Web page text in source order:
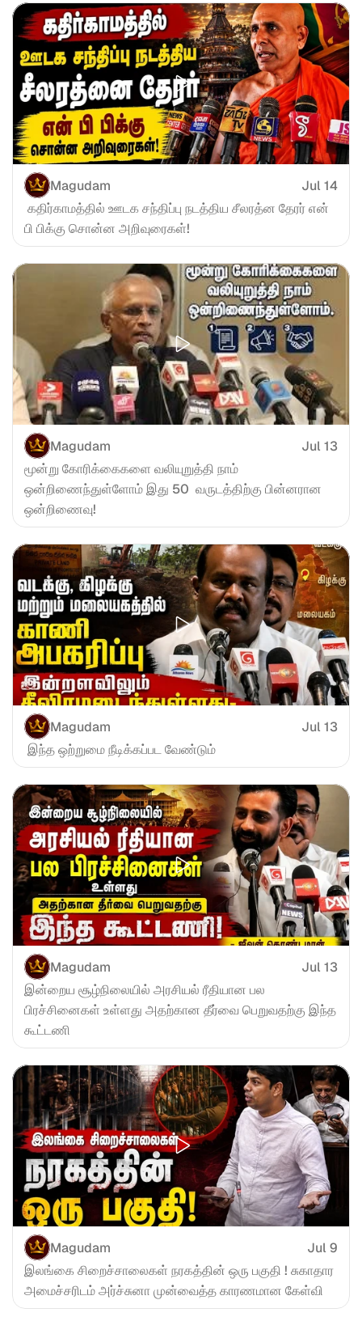
Magudam
Jul 14
பி பிக்கு சொன்ன அறிவுரைகள்!
Magudam
Jul 13
மூன்று கோரிக்கைகளை வலியுறுத்தி நாம்
ஒன்றிணைந்துள்ளோம் இது 50  வருடத்திற்கு பின்னரான
ஒன்றிணைவு!
Magudam
Jul 13
இந்த ஒற்றுமை நீடிக்கப்பட வேண்டும்
Magudam
Jul 13
இன்றைய சூழ்நிலையில் அரசியல் ரீதியான பல
பிரச்சினைகள் உள்ளது அதற்கான தீர்வை பெறுவதற்கு இந்த
கூட்டணி
Magudam
Jul 9
இலங்கை சிறைச்சாலைகள் நரகத்தின் ஒரு பகுதி ! சுகாதார
அமைச்சரிடம் அர்ச்சுனா முன்வைத்த காரணமான கேள்வி